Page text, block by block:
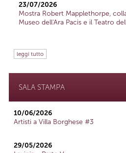
23/07/2026
Mostra Robert Mapplethorpe,
Museo dell'Ara Pacis e il Teatro
leggi tutto
SALA STAMPA
10/06/2026
Artisti a Villa Borghese #3
29/05/2026